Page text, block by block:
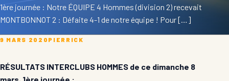
1ère journée : Notre ÉQUIPE 4 Hommes (division 2) recevait
MONTBONNOT 2 : Défaite 4-1 de notre équipe ! Pour […]
9 MARS 2020 PIERRICK
RÉSULTATS INTERCLUBS HOMMES de ce dimanche 8